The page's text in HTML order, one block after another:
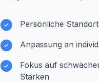
Persönliche
Anpassung an
Fokus auf
Stärken